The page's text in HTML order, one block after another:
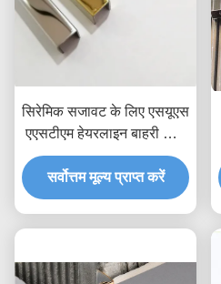
सिरेमिक सजावट के लिए एसयूएस
एएसटीएम हेयरलाइन बाहरी कोने
टाइल एज ट्रिम
सर्वोत्तम मूल्य प्राप्त करें